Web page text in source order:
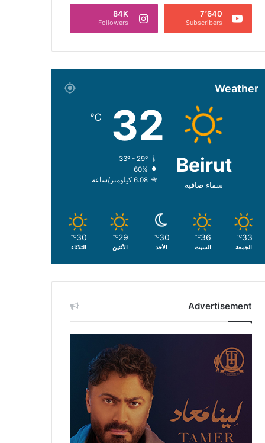
7٬640
Subscribers
84K
Followers
Weather
Beirut
سماء صافية
32
℃
33º - 29º
60%
6.08 كيلومتر/ساعة
33
℃
الجمعة
36
℃
السبت
30
℃
الأحد
29
℃
الأثنين
30
℃
الثلاثاء
Advertisement